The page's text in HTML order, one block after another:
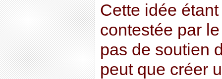
Cette idée
contestée par
pas de soutien
peut que créer